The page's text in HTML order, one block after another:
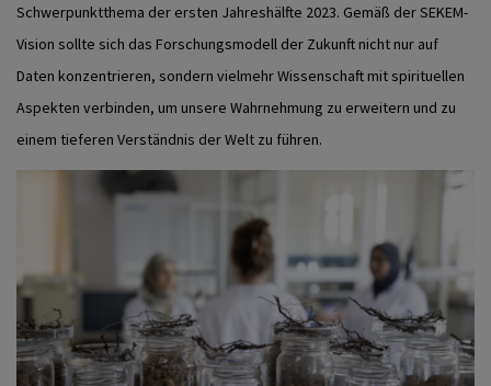
Schwerpunktthema der ersten Jahreshälfte 2023. Gemäß der SEKEM-
Vision sollte sich das Forschungsmodell der Zukunft nicht nur auf
Daten konzentrieren, sondern vielmehr Wissenschaft mit spirituellen
Aspekten verbinden, um unsere Wahrnehmung zu erweitern und zu
einem tieferen Verständnis der Welt zu führen.